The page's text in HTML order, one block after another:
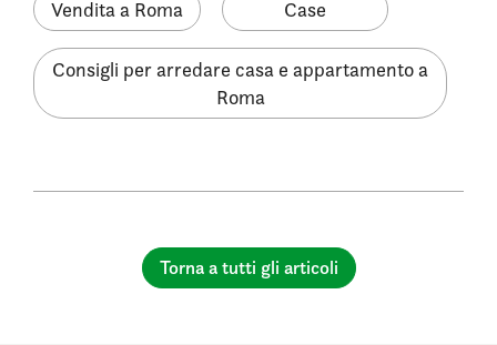
Vendita a Roma Case
Consigli per arredare casa e appartamento a
Roma
Torna a tutti gli articoli